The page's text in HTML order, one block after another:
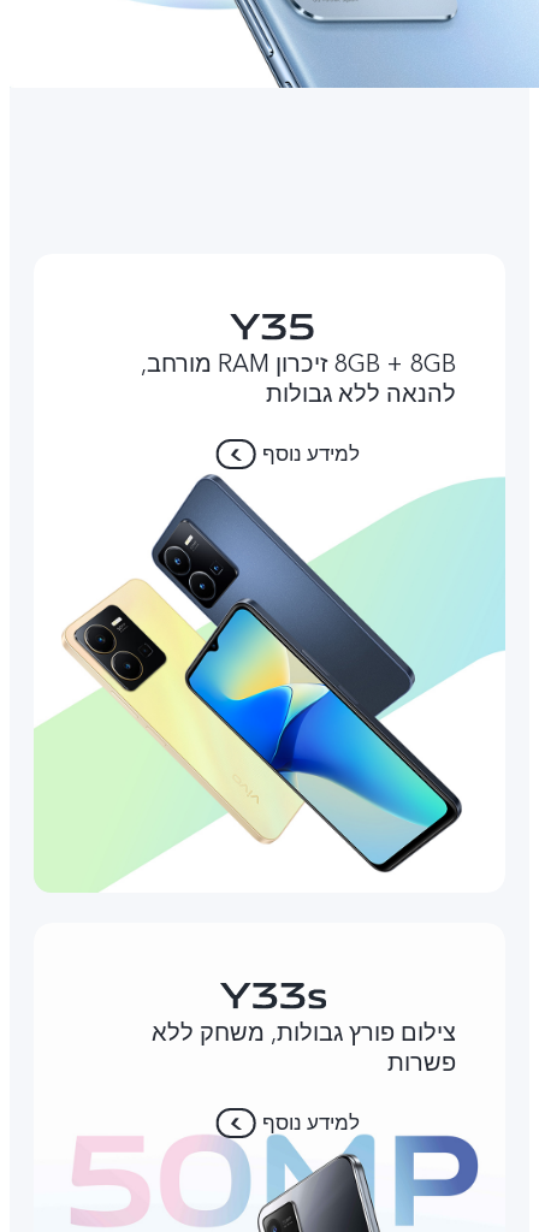
8GB + 8GB זיכרון RAM מורחב,
להנאה ללא גבולות
למידע נוסף
צילום פורץ גבולות, משחק ללא
פשרות
למידע נוסף